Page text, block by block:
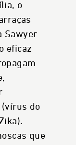
o
Sawyer
eficaz
(vírus do
que